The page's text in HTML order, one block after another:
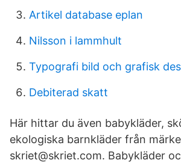
Artikel database eplan
Nilsson i lammhult
Typografi bild och grafisk
Debiterad skatt
Här hittar du även babykläder,
ekologiska barnkläder från
skriet@skriet.com. Babykläder